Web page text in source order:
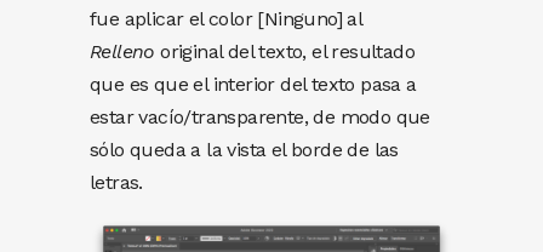
fue aplicar el color [Ninguno] al
Relleno original del texto, el resultado
que es que el interior del texto pasa a
estar vacío/transparente, de modo que
sólo queda a la vista el borde de las
letras.